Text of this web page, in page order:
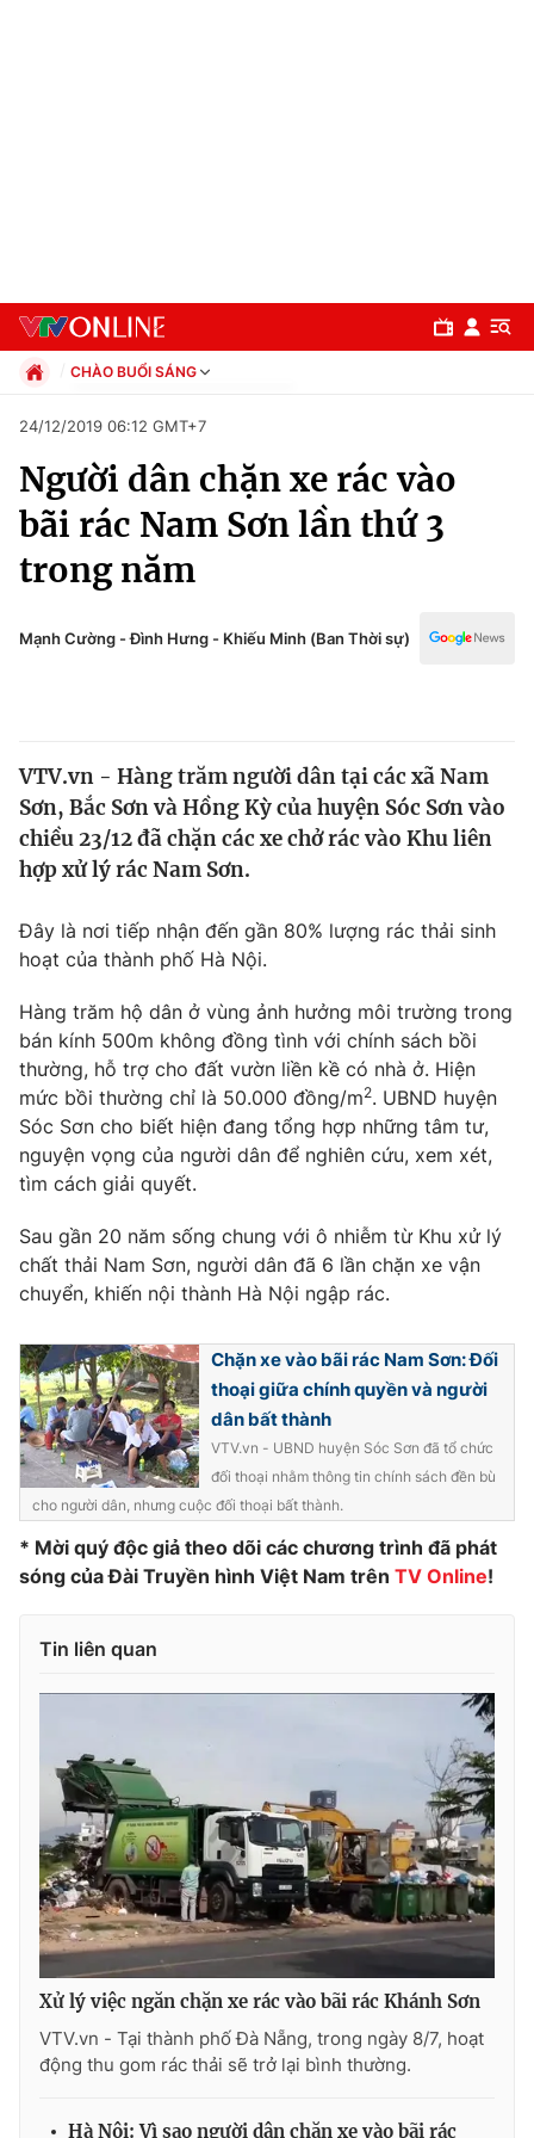
Chuyên mục
Chính trị
Thế giới
Tin tức
Thế giới đó đây
Câu chuyện quốc tế
Kinh tế
Tài chính
Góc doanh nghiệp
Dữ liệu và đời sống
Truyền hình
Phim VTV
Hậu trường
Nhân vật
Giải sao mai
Giải trí
Điện ảnh
Âm nhạc
Sao
Đời sống
Làm đẹp
Chất lượng cuộc sống
Giáo dục
Tuyển sinh
Công nghệ
Hitech Công nghệ tương lai
Sản phẩm
Thị trường
Tư vấn
Giao lưu trực tuyến
Lịch phát sóng
Chuyên mục khác
Emagazine Podcast
Photo
VTV Money
VTV Sức khoẻ Bất động sản
Thị trường 24h Tấm lòng Việt
VTV4 Vươn mình bằng AI
VTV9 VTV8
Liên hệ tòa soạn English
CHÀO BUỔI SÁNG
Xã hội
Pháp luật
Thể thao
Truyền hình
Văn hóa - Giải trí
Đời sống
24/12/2019 06:12 GMT+7
Người dân chặn xe rác vào
bãi rác Nam Sơn lần thứ 3
trong năm
Mạnh Cường - Đình Hưng - Khiếu Minh (Ban Thời sự)
VTV.vn - Hàng trăm người dân tại các xã Nam
Sơn, Bắc Sơn và Hồng Kỳ của huyện Sóc Sơn vào
chiều 23/12 đã chặn các xe chở rác vào Khu liên
hợp xử lý rác Nam Sơn.
Đây là nơi tiếp nhận đến gần 80% lượng rác thải sinh
hoạt của thành phố Hà Nội.
Hàng trăm hộ dân ở vùng ảnh hưởng môi trường trong
bán kính 500m không đồng tình với chính sách bồi
thường, hỗ trợ cho đất vườn liền kề có nhà ở. Hiện
mức bồi thường chỉ là 50.000 đồng/m2. UBND huyện
Sóc Sơn cho biết hiện đang tổng hợp những tâm tư,
nguyện vọng của người dân để nghiên cứu, xem xét,
tìm cách giải quyết.
Sau gần 20 năm sống chung với ô nhiễm từ Khu xử lý
chất thải Nam Sơn, người dân đã 6 lần chặn xe vận
chuyển, khiến nội thành Hà Nội ngập rác.
Chặn xe vào bãi rác Nam Sơn: Đối
thoại giữa chính quyền và người
dân bất thành
VTV.vn - UBND huyện Sóc Sơn đã tổ chức
đối thoại nhằm thông tin chính sách đền bù
cho người dân, nhưng cuộc đối thoại bất thành.
* Mời quý độc giả theo dõi các chương trình đã phát
sóng của Đài Truyền hình Việt Nam trên TV Online!
Tin liên quan
Xử lý việc ngăn chặn xe rác vào bãi rác Khánh Sơn
VTV.vn - Tại thành phố Đà Nẵng, trong ngày 8/7, hoạt
động thu gom rác thải sẽ trở lại bình thường.
Hà Nội: Vì sao người dân chặn xe vào bãi rác